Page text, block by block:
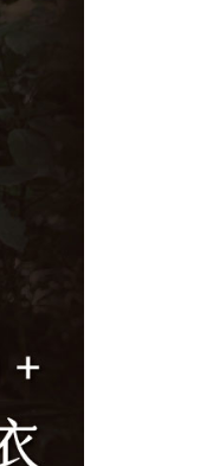
依本公司
將視審查
用之情
法律行